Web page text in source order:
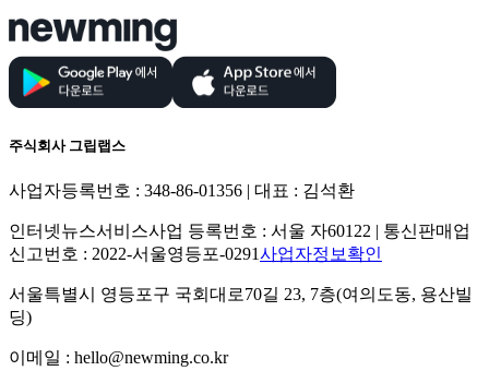
주식회사 그립랩스
사업자등록번호 : 348-86-01356 | 대표 : 김석환
인터넷뉴스서비스사업 등록번호 : 서울 자60122 | 통신판매업
신고번호 : 2022-서울영등포-0291사업자정보확인
서울특별시 영등포구 국회대로70길 23, 7층(여의도동, 용산빌
딩)
이메일 : hello@newming.co.kr